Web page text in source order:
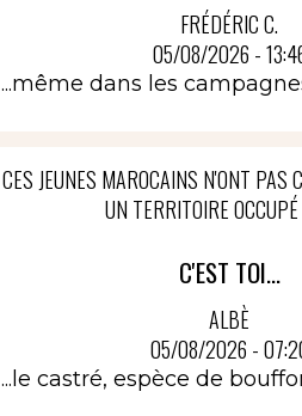
FRÉDÉRIC C.
05/08/2026 -
...même dans les
CES JEUNES MAROCAINS N'ONT PAS
UN TERRITOIRE
C'EST TOI...
ALBÈ
05/08/2026 -
...le castré, espèce de